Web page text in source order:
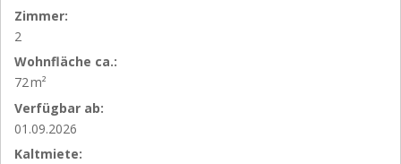
Zimmer:
2
Wohnfläche ca.:
72 m²
Verfügbar ab:
01.09.2026
Kaltmiete: